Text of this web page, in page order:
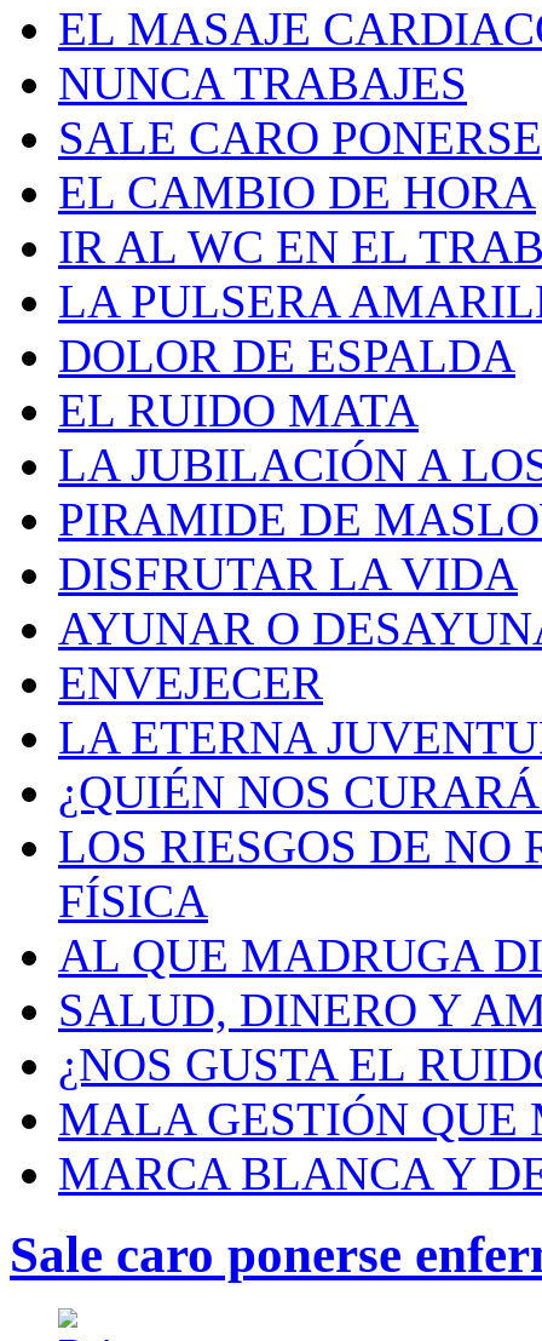
EL MASAJE
NUNCA TRABAJES
SALE CARO
EL CAMBIO DE HORA
IR AL WC EN EL
LA PULSERA
DOLOR DE ESPALDA
EL RUIDO MATA
LA JUBILACIÓN A
PIRAMIDE DE
DISFRUTAR LA VIDA
AYUNAR O
ENVEJECER
LA ETERNA
¿QUIÉN NOS
LOS RIESGOS DE
FÍSICA
AL QUE MADRUGA
SALUD, DINERO Y
¿NOS GUSTA EL
MALA GESTIÓN QUE
MARCA BLANCA Y
Sale caro ponerse